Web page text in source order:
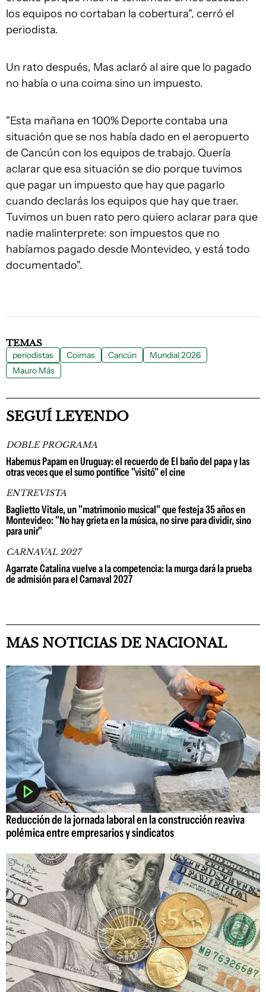
los equipos no cortaban la cobertura", cerró el
periodista.
Un rato después, Mas aclaró al aire que lo pagado
no había o una coima sino un impuesto.
"Esta mañana en 100% Deporte contaba una
situación que se nos había dado en el aeropuerto
de Cancún con los equipos de trabajo. Quería
aclarar que esa situación se dio porque tuvimos
que pagar un impuesto que hay que pagarlo
cuando declarás los equipos que hay que traer.
Tuvimos un buen rato pero quiero aclarar para que
nadie malinterprete: son impuestos que no
habíamos pagado desde Montevideo, y está todo
documentado".
TEMAS
periodistas Coimas Cancún
Mundial 2026
Mauro Más
SEGUÍ LEYENDO
DOBLE PROGRAMA
Habemus Papam en Uruguay: el recuerdo de El baño del papa y las
otras veces que el sumo pontífice "visitó" el cine
ENTREVISTA
Baglietto Vitale, un "matrimonio musical" que festeja 35 años en
Montevideo: "No hay grieta en la música, no sirve para dividir, sino
para unir"
CARNAVAL 2027
Agarrate Catalina vuelve a la competencia: la murga dará la prueba
de admisión para el Carnaval 2027
MAS NOTICIAS DE NACIONAL
Reducción de la jornada laboral en la construcción reaviva
polémica entre empresarios y sindicatos